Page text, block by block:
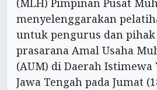
(MLH) Pimpinan Pusat
menyelenggarakan
untuk pengurus dan pihak
prasarana Amal Usaha
(AUM) di Daerah Istimewa
Jawa Tengah pada Jumat